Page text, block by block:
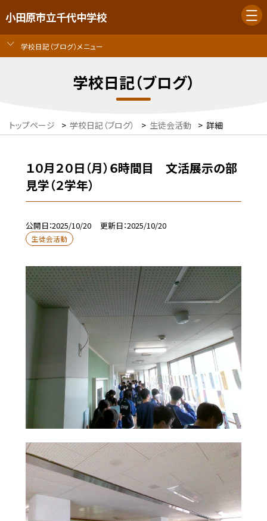
小田原市立千代中学校
学校日記（ブログ）メニュー
学校日記（ブログ）
トップページ > 学校日記（ブログ） > 生徒会活動 > 詳細
１０月２０日（月）６時間目 文活展示の部
見学（２学年）
公開日 2025/10/20 更新日 2025/10/20
生徒会活動